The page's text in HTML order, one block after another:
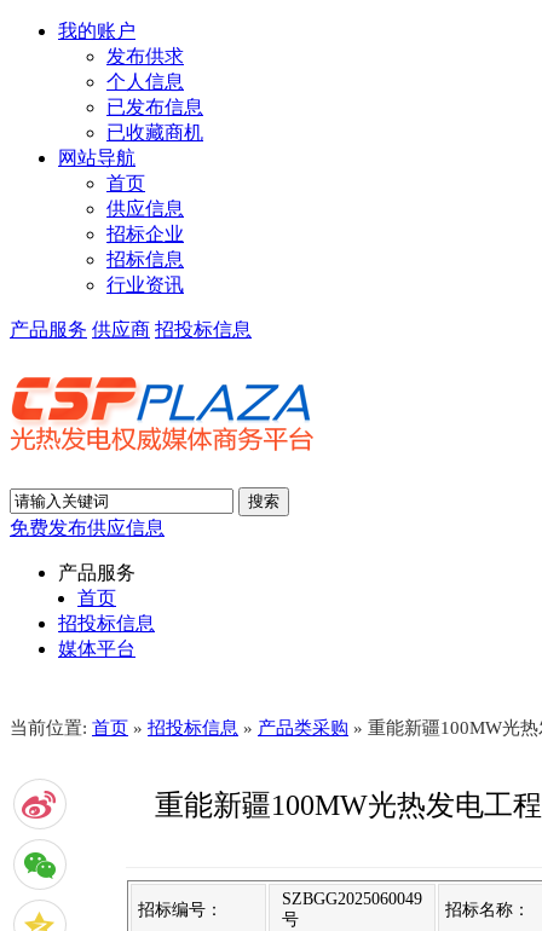
我的账户
发布供求
个人信息
已发布信息
已收藏商机
网站导航
首页
供应信息
招标企业
招标信息
行业资讯
产品服务 供应商 招投标信息
免费发布供应信息
产品服务
首页
招投标信息
媒体平台
当前位置: 首页 » 招投标信息 » 产品类采购 » 重能新疆100MW光
重能新疆100MW光热发电工
招标编号：
SZBGG2025060049
号
招标名称：